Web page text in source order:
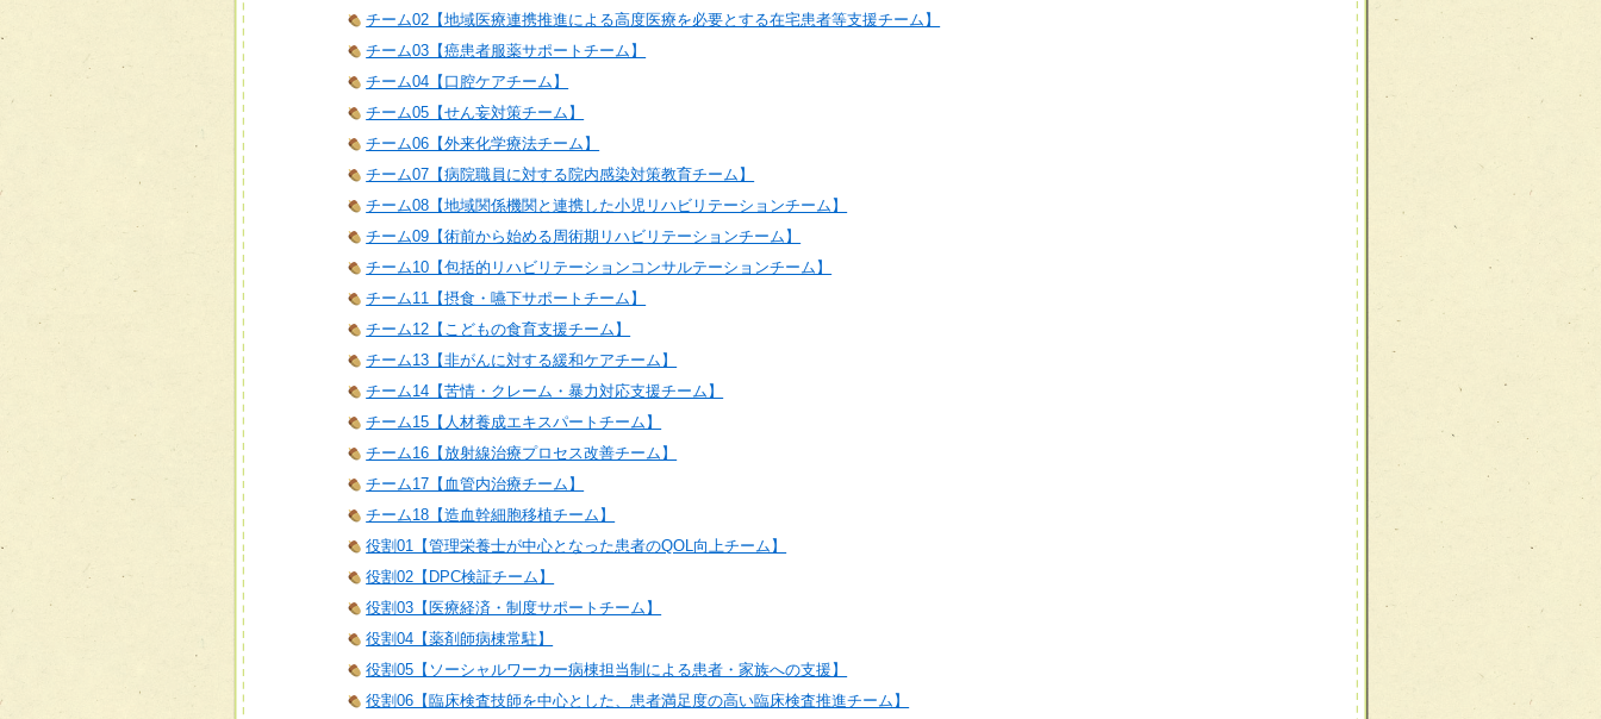
チーム02【地域医療連携推進による高度医療を必要とする在宅患者等支援チーム】
チーム03【癌患者服薬サポートチーム】
チーム04【口腔ケアチーム】
チーム05【せん妄対策チーム】
チーム06【外来化学療法チーム】
チーム07【病院職員に対する院内感染対策教育チーム】
チーム08【地域関係機関と連携した小児リハビリテーションチーム】
チーム09【術前から始める周術期リハビリテーションチーム】
チーム10【包括的リハビリテーションコンサルテーションチーム】
チーム11【摂食・嚥下サポートチーム】
チーム12【こどもの食育支援チーム】
チーム13【非がんに対する緩和ケアチーム】
チーム14【苦情・クレーム・暴力対応支援チーム】
チーム15【人材養成エキスパートチーム】
チーム16【放射線治療プロセス改善チーム】
チーム17【血管内治療チーム】
チーム18【造血幹細胞移植チーム】
役割01【管理栄養士が中心となった患者のQOL向上チーム】
役割02【DPC検証チーム】
役割03【医療経済・制度サポートチーム】
役割04【薬剤師病棟常駐】
役割05【ソーシャルワーカー病棟担当制による患者・家族への支援】
役割06【臨床検査技師を中心とした、患者満足度の高い臨床検査推進チーム】